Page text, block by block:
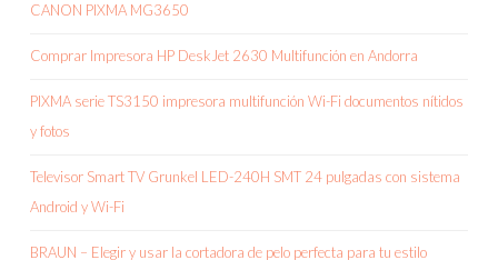
CANON PIXMA MG3650
Comprar Impresora HP DeskJet 2630 Multifunción en Andorra
PIXMA serie TS3150 impresora multifunción Wi-Fi documentos nítidos
y fotos
Televisor Smart TV Grunkel LED-240H SMT 24 pulgadas con sistema
Android y Wi-Fi
BRAUN – Elegir y usar la cortadora de pelo perfecta para tu estilo